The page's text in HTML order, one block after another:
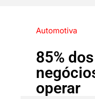
Automotiva
85%
operar